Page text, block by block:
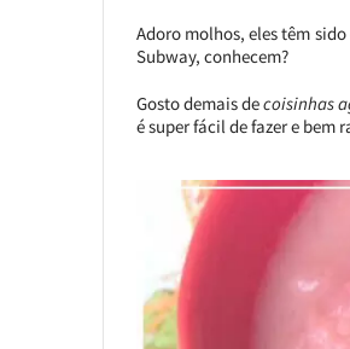
Adoro molhos, eles têm
Subway, conhecem?
Gosto demais decoisinhas
é super fácil de fazer e bem